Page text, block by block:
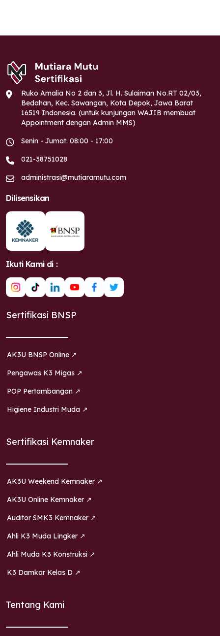
Ruko Amalia No 2 dan 3, Jl. H. Sulaiman No.RT 02/03,
Bedahan, Kec. Sawangan, Kota Depok, Jawa Barat
16519 Indonesia. (untuk kunjungan WAJIB membuat
Appointment dengan Admin MMS)
Senin - Jumat: 08:00 - 17:00
021-38751028
administrasi@mutiaramutu.com
Dilisensikan
Ikuti Kami di :
Sertifikasi BNSP
AK3U BNSP Online ↗
Pengawas K3 Migas ↗
POP Pertambangan ↗
Higiene Industri Muda ↗
Sertifikasi Kemnaker
AK3U Weekend Kemnaker ↗
AK3U Online Kemnaker ↗
Auditor SMK3 Kemnaker ↗
Ahli K3 Muda Lingker ↗
Ahli Muda K3 Konstruksi ↗
K3 Damkar Kelas D ↗
Tentang Kami